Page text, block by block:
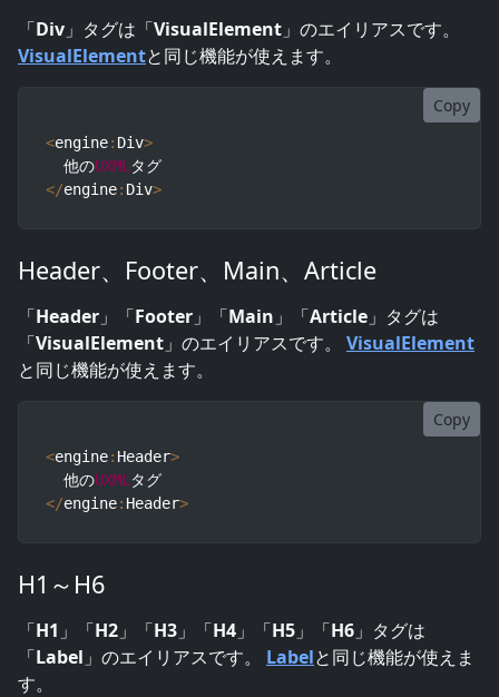
「Div 」タグは「VisualElement 」のエイリアスです。
VisualElementと同じ機能が使えます。
Copy
<engine: Div>
  他の
UXML
</engine: Div>
Header、Footer、Main、Article
「Header 」「Footer 」「Main 」「Article 」タグは
「VisualElement 」のエイリアスです。 VisualElement
と同じ機能が使えます。
Copy
<engine: Header>
  他の
UXML
</engine: Header>
H1～H6
「H1 」「H2 」「H3 」「H4 」「H5 」「H6 」タグは
「Label 」のエイリアスです。 Labelと同じ機能が使えま
す。